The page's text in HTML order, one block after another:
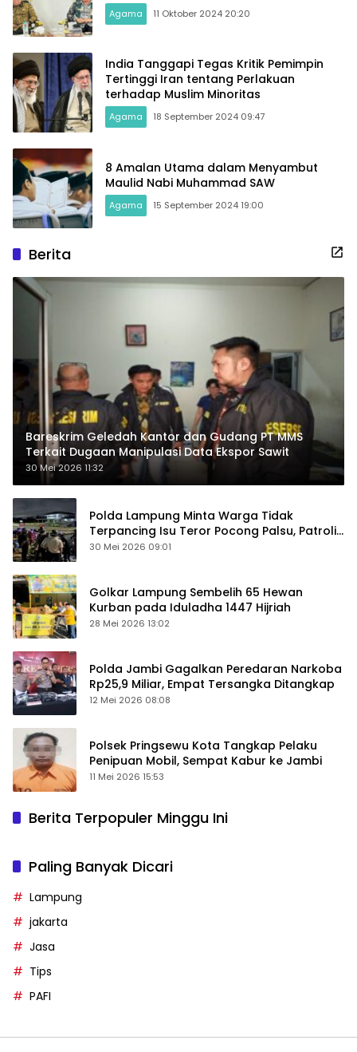
Agama 11 Oktober 2024 20:20
India Tanggapi Tegas Kritik Pemimpin
Tertinggi Iran tentang Perlakuan
terhadap Muslim Minoritas
Agama 18 September 2024 09:47
8 Amalan Utama dalam Menyambut
Maulid Nabi Muhammad SAW
Agama 15 September 2024 19:00
Berita
Bareskrim Geledah Kantor dan Gudang PT MMS
Terkait Dugaan Manipulasi Data Ekspor Sawit
30 Mei 2026 11:32
Polda Lampung Minta Warga Tidak
Terpancing Isu Teror Pocong Palsu, Patroli
Keamanan Ditingkatkan
30 Mei 2026 09:01
Golkar Lampung Sembelih 65 Hewan
Kurban pada Iduladha 1447 Hijriah
28 Mei 2026 13:02
Polda Jambi Gagalkan Peredaran Narkoba
Rp25,9 Miliar, Empat Tersangka Ditangkap
12 Mei 2026 08:08
Polsek Pringsewu Kota Tangkap Pelaku
Penipuan Mobil, Sempat Kabur ke Jambi
11 Mei 2026 15:53
Berita Terpopuler Minggu Ini
Paling Banyak Dicari
Lampung
jakarta
Jasa
Tips
PAFI